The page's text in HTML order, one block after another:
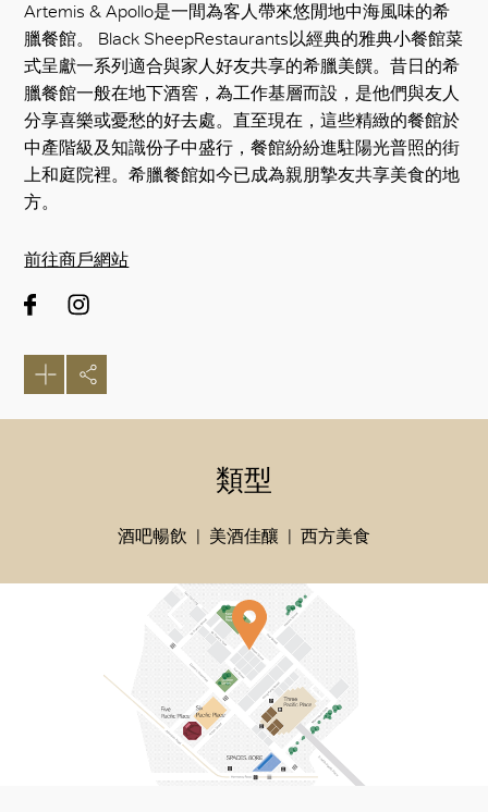
Artemis & Apollo是一間為客人帶來悠閒地中海風味的希
臘餐館。 Black SheepRestaurants以經典的雅典小餐館菜
式呈獻一系列適合與家人好友共享的希臘美饌。昔日的希
臘餐館一般在地下酒窖，為工作基層而設，是他們與友人
分享喜樂或憂愁的好去處。直至現在，這些精緻的餐館於
中產階級及知識份子中盛行，餐館紛紛進駐陽光普照的街
上和庭院裡。希臘餐館如今已成為親朋摯友共享美食的地
方。
前往商戶網站
類型
酒吧暢飲 美酒佳釀 西方美食
好